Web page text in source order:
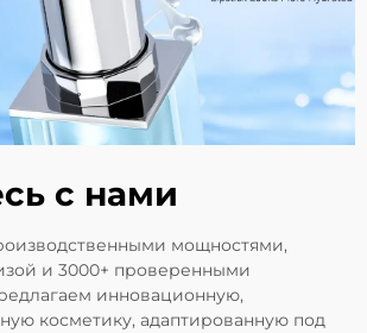
с нами
мощностями,
и 3000+ проверенными
инновационную,
косметику, адаптированную под